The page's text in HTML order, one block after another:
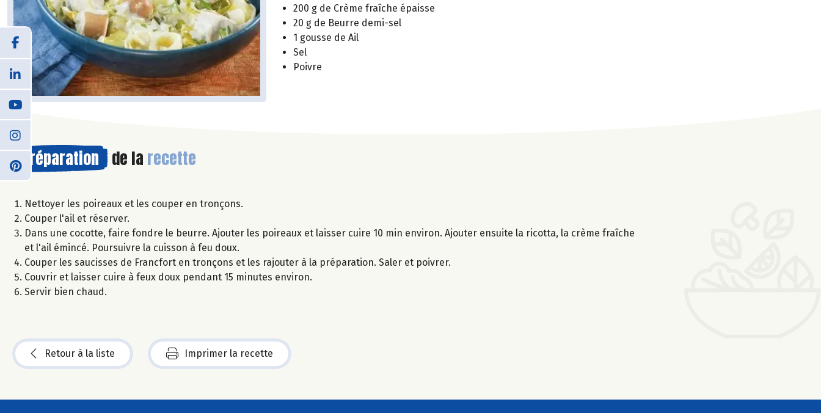
200 g de Crème fraîche épaisse
20 g de Beurre demi-sel
1 gousse de Ail
Sel
Poivre
Préparation de la recette
Nettoyer les poireaux et les couper en tronçons.
Couper l'ail et réserver.
Dans une cocotte, faire fondre le beurre. Ajouter les poireaux et laisser cuire 10 min environ. Ajouter ensuite la ricotta, la crème fraîche
et l'ail émincé. Poursuivre la cuisson à feu doux.
Couper les saucisses de Francfort en tronçons et les rajouter à la préparation. Saler et poivrer.
Couvrir et laisser cuire à feux doux pendant 15 minutes environ.
Servir bien chaud.
Retour à la liste Imprimer la recette